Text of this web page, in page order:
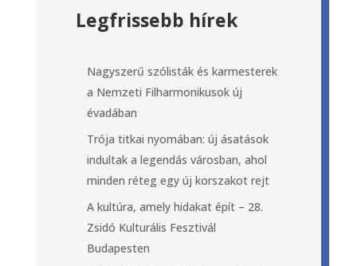
Legfrissebb hírek
Nagyszerű szólisták és karmesterek
a Nemzeti Filharmonikusok új
évadában
Trója titkai nyomában: új ásatások
indultak a legendás városban, ahol
minden réteg egy új korszakot rejt
A kultúra, amely hidakat épít – 28.
Zsidó Kulturális Fesztivál
Budapesten